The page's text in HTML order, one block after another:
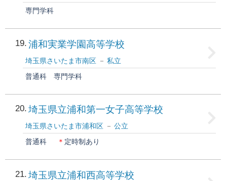
専門学科
19 浦和実業学園高等学校
埼玉県さいたま市南区
私立
普通科
専門学科
20 埼玉県立浦和第一女子高等学校
埼玉県さいたま市浦和区
公立
普通科
＊ 定時制あり
21 埼玉県立浦和西高等学校